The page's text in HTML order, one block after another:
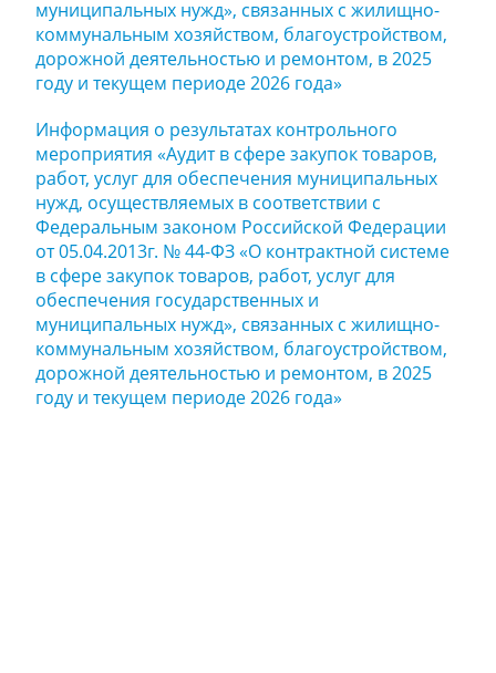
муниципальных нужд», связанных с жилищно-
коммунальным хозяйством, благоустройством,
дорожной деятельностью и ремонтом, в 2025
году и текущем периоде 2026 года»
Информация о результатах контрольного
мероприятия «Аудит в сфере закупок товаров,
работ, услуг для обеспечения муниципальных
нужд, осуществляемых в соответствии с
Федеральным законом Российской Федерации
от 05.04.2013г. № 44-ФЗ «О контрактной системе
в сфере закупок товаров, работ, услуг для
обеспечения государственных и
муниципальных нужд», связанных с жилищно-
коммунальным хозяйством, благоустройством,
дорожной деятельностью и ремонтом, в 2025
году и текущем периоде 2026 года»